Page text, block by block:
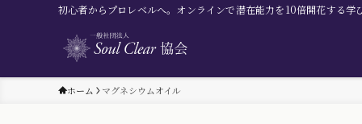
初心者からプロレベルへ。オンラインで潜在能力を10倍開花する学
ホーム マグネシウムオイル